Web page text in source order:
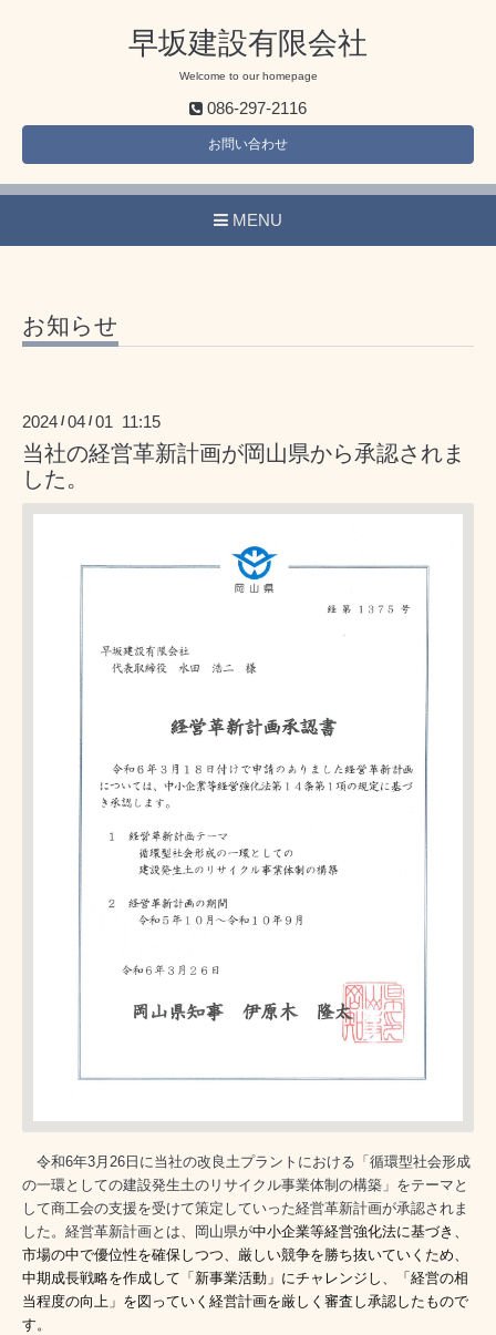
早坂建設有限会社
Welcome to our homepage
086-297-2116
お問い合わせ
MENU
お知らせ
2024 /04 /01 11:15
当社の経営革新計画が岡山県から承認されま
した。
令和6年3月26日に当社の改良土プラントにおける「循環型社会形成
の一環としての建設発生土のリサイクル事業体制の構築」をテーマと
して商工会の支援を受けて策定していった経営革新計画が承認されま
した。経営革新計画とは、岡山県が中小企業等経営強化法に基づき、
市場の中で優位性を確保しつつ、厳しい競争を勝ち抜いていくため、
中期成長戦略を作成して「新事業活動」にチャレンジし、「経営の相
当程度の向上」を図っていく経営計画を厳しく審査し承認したもので
す。